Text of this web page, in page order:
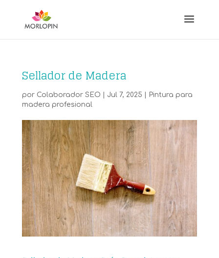
Sellador de Madera
por Colaborador SEO Jul 7, 2025
Pintura para
madera profesional